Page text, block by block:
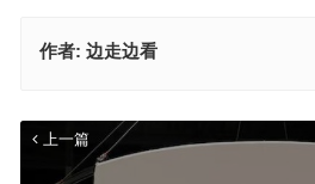
作者: 边走边看
上一篇